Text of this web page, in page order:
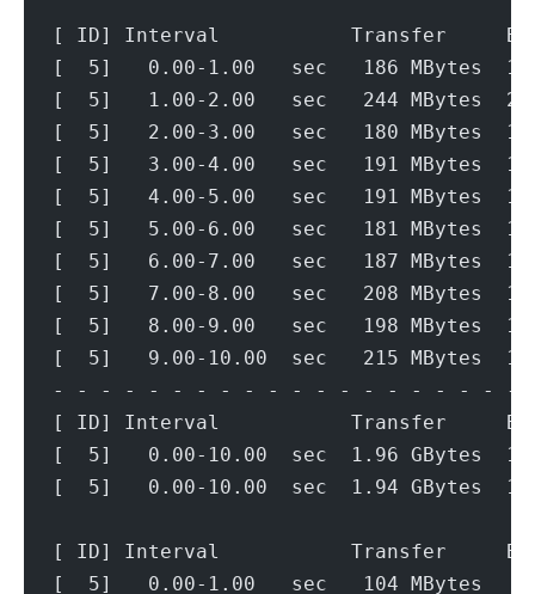
[ ID] Interval           Transfer
[  5]   0.00-1.00   sec   186
[  5]   1.00-2.00   sec   244
[  5]   2.00-3.00   sec   180
[  5]   3.00-4.00   sec   191
[  5]   4.00-5.00   sec   191
[  5]   5.00-6.00   sec   181
[  5]   6.00-7.00   sec   187
[  5]   7.00-8.00   sec   208
[  5]   8.00-9.00   sec   198
[  5]   9.00-10.00  sec   215
- - - - - - - - - - - - - - - - - - - -
[ ID] Interval           Transfer
[  5]   0.00-10.00  sec  1.96 GBytes
[  5]   0.00-10.00  sec  1.94
[ ID] Interval           Transfer
[  5]   0.00-1.00   sec   104 MBytes